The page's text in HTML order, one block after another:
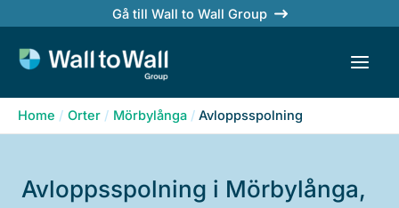
content
Gå till Wall to Wall Group
Home Orter Mörbylånga Avloppsspolning
Avloppsspolning i Mörbylånga,